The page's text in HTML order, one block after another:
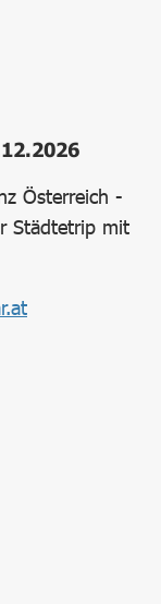
Österreich -
Städtetrip mit